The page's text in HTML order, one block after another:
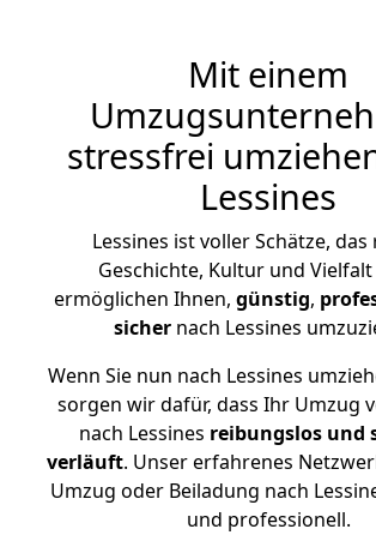
Mit einem
stressfrei
Lessines
Lessines ist voller Schätze, das
Geschichte, Kultur und
ermöglichen Ihnen, günstig,
sicher nach Lessines
Wenn Sie nun nach Lessines
sorgen wir dafür, dass Ihr Umzug
nach Lessines reibungslos und
verläuft. Unser erfahrenes
Umzug oder Beiladung nach
und professionell.